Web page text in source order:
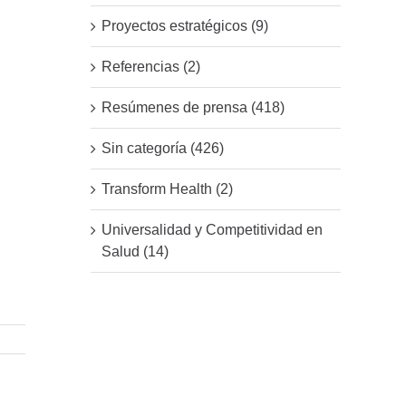
Proyectos estratégicos (9)
Referencias (2)
Resúmenes de prensa (418)
Sin categoría (426)
Transform Health (2)
Universalidad y Competitividad en
Salud (14)